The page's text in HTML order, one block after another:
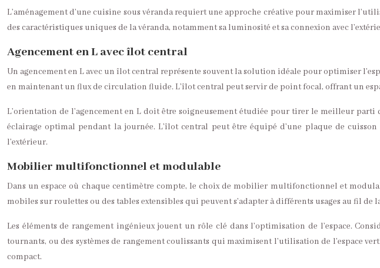
L’aménagement d’une cuisine sous véranda requiert une approche créative pour maximiser
des caractéristiques uniques de la véranda, notamment sa luminosité et sa connexion avec
Agencement en L avec îlot central
Un agencement en L avec un îlot central représente souvent la solution idéale pour optimiser
en maintenant un flux de circulation fluide. L’îlot central peut servir de point focal, offrant un
L’orientation de l’agencement en L doit être soigneusement étudiée pour tirer le meilleur
éclairage optimal pendant la journée. L’îlot central peut être équipé d’une plaque de
l’extérieur.
Mobilier multifonctionnel et modulable
Dans un espace où chaque centimètre compte, le choix de mobilier multifonctionnel et
mobiles sur roulettes ou des tables extensibles qui peuvent s’adapter à différents usages au fil de
Les éléments de rangement ingénieux jouent un rôle clé dans l’optimisation de l’espace.
tournants, ou des systèmes de rangement coulissants qui maximisent l’utilisation de l’espace
compact.